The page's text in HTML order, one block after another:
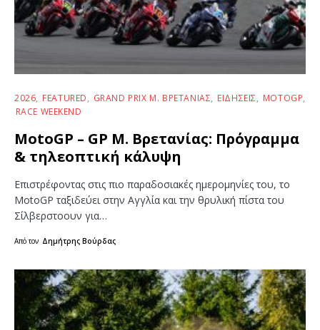
2026 FEATURED GRAND PRIX Μ. ΒΡΕΤΑΝΊΑΣ ΕΙΔΉΣΕΙΣ
MOTOGP
RACE WEEKEND
MotoGP – GP Μ. Βρετανίας: Πρόγραμμα
& τηλεοπτική κάλυψη
Επιστρέφοντας στις πιο παραδοσιακές ημερομηνίες του, το
MotoGP ταξιδεύει στην Αγγλία και την θρυλική πίστα του
Σίλβερστοουν για…
Από τον Δημήτρης Βούρδας